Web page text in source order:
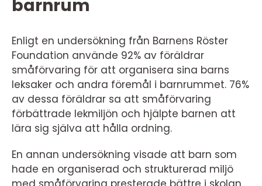
barnrum
Enligt en undersökning från Barnens Röster
Foundation använde 92% av föräldrar
småförvaring för att organisera sina barns
leksaker och andra föremål i barnrummet. 76%
av dessa föräldrar sa att småförvaring
förbättrade lekmiljön och hjälpte barnen att
lära sig själva att hålla ordning.
En annan undersökning visade att barn som
hade en organiserad och strukturerad miljö